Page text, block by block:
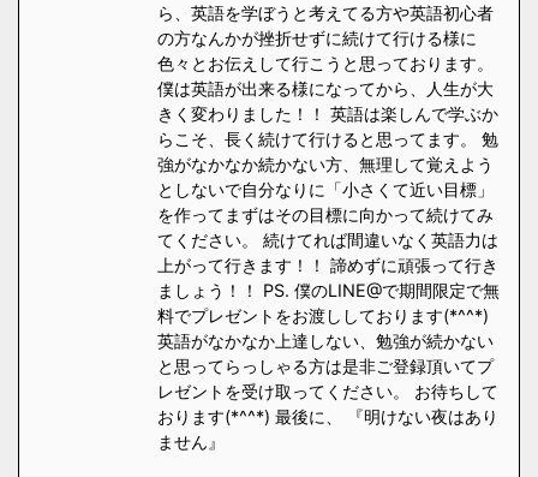
ら、英語を学ぼうと考えてる方や英語初心者
の方なんかが挫折せずに続けて行ける様に
色々とお伝えして行こうと思っております。
僕は英語が出来る様になってから、人生が大
きく変わりました！！ 英語は楽しんで学ぶか
らこそ、長く続けて行けると思ってます。 勉
強がなかなか続かない方、無理して覚えよう
としないで自分なりに「小さくて近い目標」
を作ってまずはその目標に向かって続けてみ
てください。 続けてれば間違いなく英語力は
上がって行きます！！ 諦めずに頑張って行き
ましょう！！ PS. 僕のLINE@で期間限定で無
料でプレゼントをお渡ししております(*^^*)
英語がなかなか上達しない、勉強が続かない
と思ってらっしゃる方は是非ご登録頂いてプ
レゼントを受け取ってください。 お待ちして
おります(*^^*) 最後に、 『明けない夜はあり
ません』